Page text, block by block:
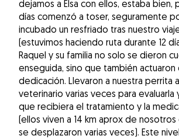
dejamos a Elsa con ellos, estaba bien,
días comenzó a toser, seguramente
incubado un resfriado tras nuestro
(estuvimos haciendo ruta durante 12
Raquel y su familia no solo se dieron
enseguida, sino que también
dedicación. Llevaron a nuestra perrita
veterinario varias veces para evaluarla
que recibiera el tratamiento y la
(ellos viven a 14 km aprox de
se desplazaron varias veces). Este